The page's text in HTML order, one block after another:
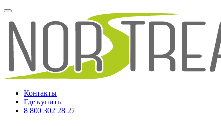
Контакты
Где купить
8 800 302 28 27